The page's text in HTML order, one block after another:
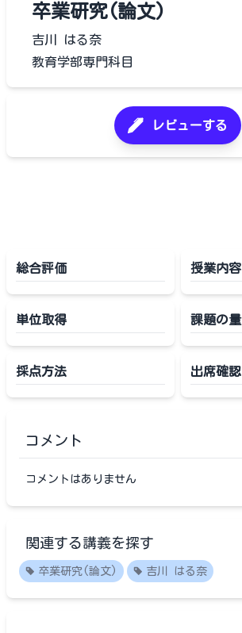
卒業研究(論文)
吉川 はる奈
教育学部専門科目
レビューする
総合評価 授業内容
単位取得 課題の量
採点方法 出席確認
コメント
コメントはありません
関連する講義を探す
卒業研究(論文) 吉川 はる奈